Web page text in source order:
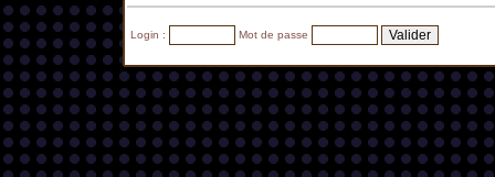
Login : Mot de passe